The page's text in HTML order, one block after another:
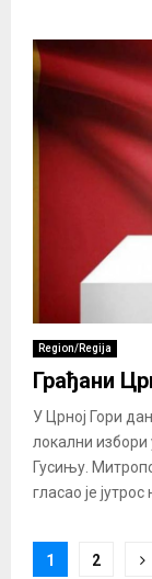
Region/Regija
Грађани
У Црној Гори
локални избори
Гусињу.
гласао је
Posts
1 2